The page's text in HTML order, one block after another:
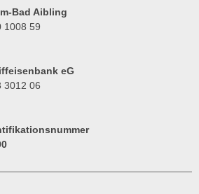
Bad Aibling
1008 59
eG
3012 06